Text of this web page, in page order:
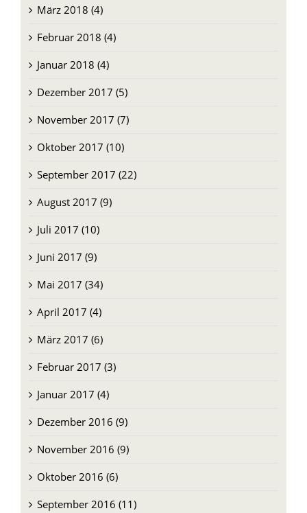
März 2018 (4)
Februar 2018 (4)
Januar 2018 (4)
Dezember 2017 (5)
November 2017 (7)
Oktober 2017 (10)
September 2017 (22)
August 2017 (9)
Juli 2017 (10)
Juni 2017 (9)
Mai 2017 (34)
April 2017 (4)
März 2017 (6)
Februar 2017 (3)
Januar 2017 (4)
Dezember 2016 (9)
November 2016 (9)
Oktober 2016 (6)
September 2016 (11)